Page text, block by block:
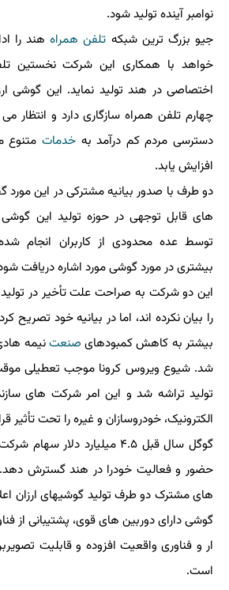
نوامبر آینده تولید شود.
جیو بزرگ ترین شبکه تلفن همراههند را
خواهد با همکاری این شرکت نخستین
اختصاصی در هند تولید نماید. این گوشی
چهارم تلفن همراه سازگاری دارد و انتظار
دسترسی مردم کم درآمد به خدمات متنوع
افزایش یابد.
دو طرف با صدور بیانیه مشترکی در این مورد
های قابل توجهی در حوزه تولید این
توسط عده محدودی از کاربران انجام
بیشتری در مورد گوشی مورد اشاره دریافت
این دو شرکت به صراحت علت تأخیر در تولید
را بیان نکرده اند، اما در بیانیه خود تصریح
بیشتر به کاهش کمبودهای صنعتنیمه
شد. شیوع ویروس کرونا موجب تعطیلی
تولید تراشه شد و این امر شرکت های
الکترونیک، خودروسازان و غیره را تحت تأثیر
گوگل سال قبل ۴.۵ میلیارد دلار
حضور و فعالیت خودرا در هند گسترش
های مشترک دو طرف تولید گوشیهای ارزان
گوشی دارای دوربین های قوی، پشتیبانی از
ار و فناوری واقعیت افزوده و قابلیت
است.